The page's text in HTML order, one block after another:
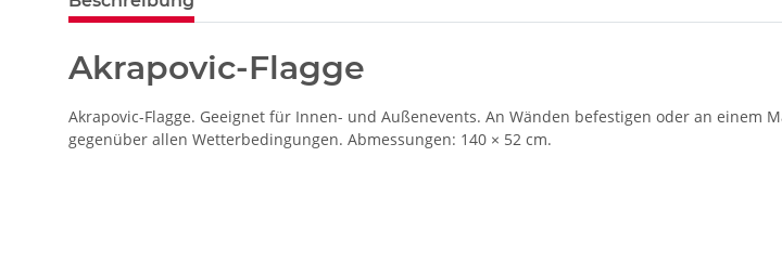
Akrapovic-Flagge
Akrapovic-Flagge. Geeignet für Innen- und Außenevents. An Wänden befestigen oder an
gegenüber allen Wetterbedingungen. Abmessungen: 140 × 52 cm.